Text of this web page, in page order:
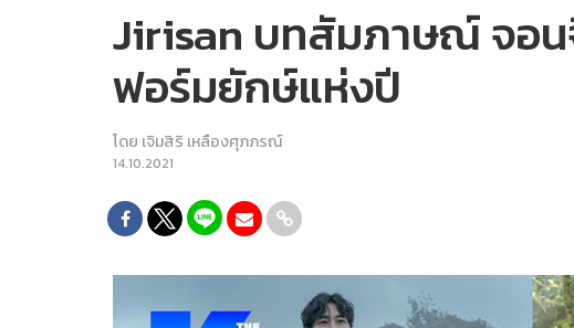
Jirisan บทสัมภาษณ์ จอน
ฟอร์มยักษ์แห่งปี
โดย เจิมสิริ เหลืองศุภภรณ์
14.10.2021